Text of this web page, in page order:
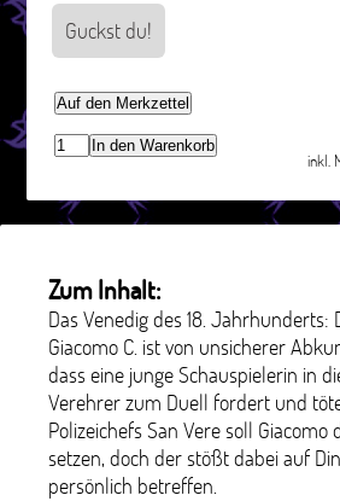
Guckst du!
Auf den Merkzettel
In den Warenkorb
inkl.
Zum Inhalt:
Das Venedig des 18.
Giacomo C. ist von unsicherer
dass eine junge Schauspielerin in
Verehrer zum Duell fordert und
Polizeichefs San Vere soll Giacomo
setzen, doch der stößt dabei auf
persönlich betreffen.